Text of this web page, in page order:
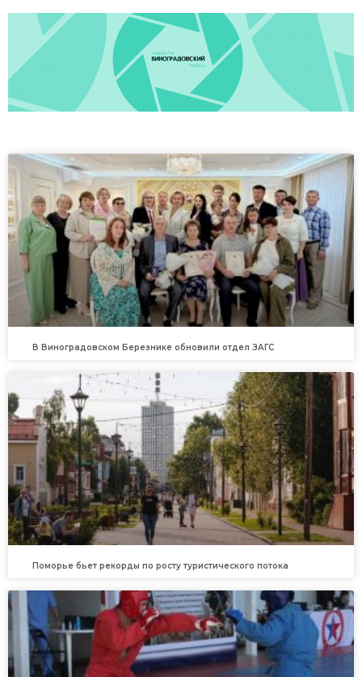
В Виноградовском Березнике обновили отдел ЗАГС
Поморье бьет рекорды по росту туристического потока